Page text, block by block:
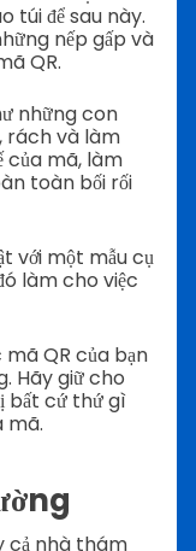
túi để sau này.
nếp gấp và
QR.
những con
rách và làm
của mã, làm
toàn bối rối
với một mẫu cụ
làm cho việc
QR của bạn
Hãy giữ cho
bất cứ thứ gì
mã.
cả nhà thám